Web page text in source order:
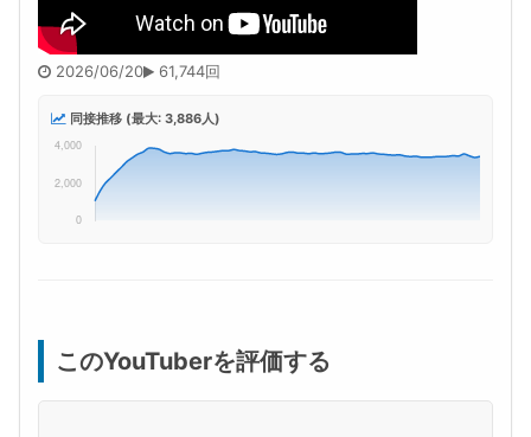
2026/06/20 61,744回
同接推移 (最大: 3,886人)
このYouTuberを評価する